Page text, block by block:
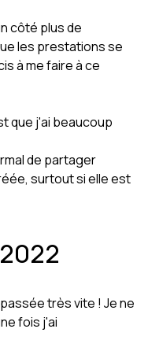
côté plus de
les prestations se
à me faire à ce
que j'ai beaucoup
de partager
surtout si elle est
très vite ! Je ne
fois j'ai